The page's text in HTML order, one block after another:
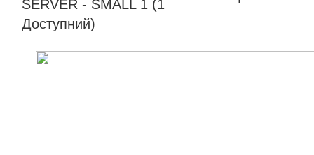
SERVER - SMALL 1 (1
Доступний)